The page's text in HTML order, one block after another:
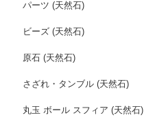
パーツ (天然石)
ビーズ (天然石)
原石 (天然石)
さざれ・タンブル (天然石)
丸玉 ボール スフィア (天然石)